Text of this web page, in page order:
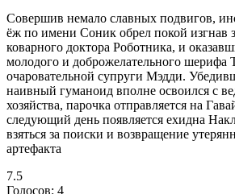
Совершив немало славных подвигов,
ёж по имени Соник обрел покой изгнав
коварного доктора Роботника, и
молодого и доброжелательного шерифа
очаровательной супруги Мэдди.
наивный гуманоид вполне освоился с
хозяйства, парочка отправляется на
следующий день появляется ехидна
взяться за поиски и возвращение
артефакта
7.5
Голосов: 4